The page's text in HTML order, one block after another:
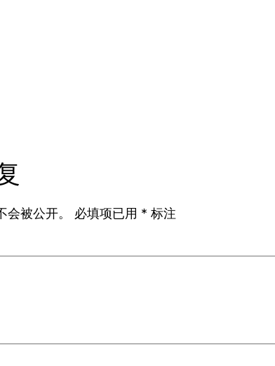
被公开。 必填项已用 * 标注